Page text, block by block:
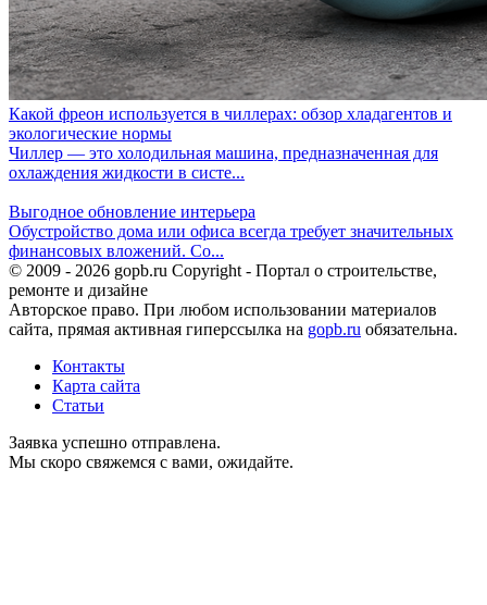
Какой фреон используется в чиллерах: обзор хладагентов и
экологические нормы
Чиллер — это холодильная машина, предназначенная для
охлаждения жидкости в систе...
Выгодное обновление интерьера
Обустройство дома или офиса всегда требует значительных
финансовых вложений. Со...
© 2009 - 2026 gopb.ru Copyright - Портал о строительстве,
ремонте и дизайне
Авторское право. При любом использовании материалов
сайта, прямая активная гиперссылка на gopb.ru обязательна.
Контакты
Карта сайта
Статьи
Заявка успешно отправлена.
Мы скоро свяжемся с вами, ожидайте.